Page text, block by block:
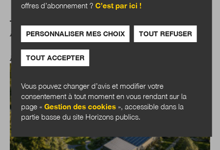
A LIRE AUSSI
ANTICIPATIONS PUBLIQUES
offres d’abonnement ? C’est par ici !
PERSONNALISER MES CHOIX TOUT REFUSER
TOUT ACCEPTER
Vous pouvez changer d’avis et modifier votre
consentement à tout moment en vous rendant sur la
page « Gestion des cookies», accessible dans la
partie basse du site Horizons publics.